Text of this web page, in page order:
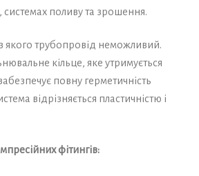
поливу та зрошення.
якого трубопровід неможливий.
кільце, яке утримується
повну герметичність
відрізняється пластичністю і
фітингів: